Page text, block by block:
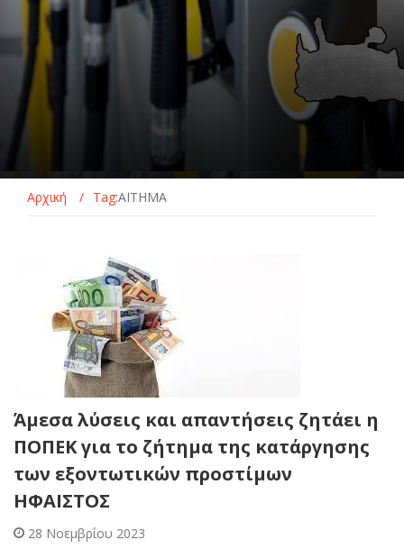
Αρχική / Tag:ΑΙΤΗΜΑ
Άμεσα λύσεις και απαντήσεις ζητάει η
ΠΟΠΕΚ για το ζήτημα της κατάργησης
των εξοντωτικών προστίμων
ΗΦΑΙΣΤΟΣ
28 Νοεμβρίου 2023